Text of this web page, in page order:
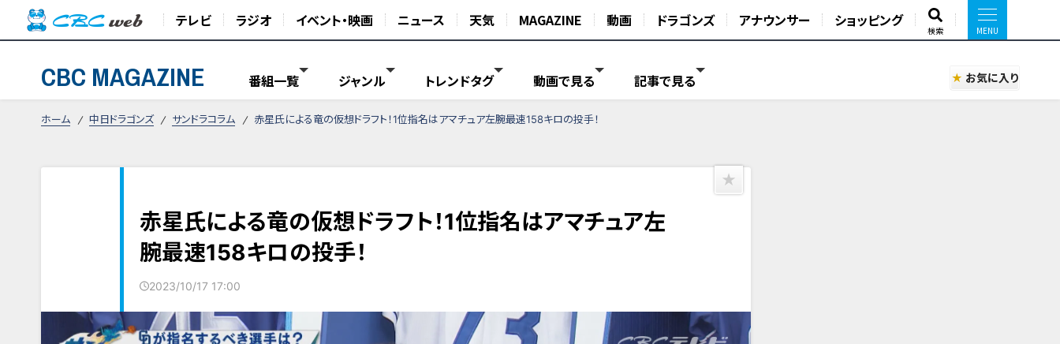
テレビ ラジオ イベント・映画 ニュース 天気 MAGAZINE 動画 ドラゴンズ アナウンサー ショッピング
検索
CBC MAGAZINE 番組一覧 ジャンル トレンドタグ 動画で見る 記事で見る お気に入り
ホーム 中日ドラゴンズ サンドラコラム 赤星氏による竜の仮想ドラフト！1位指名はアマチュア左腕最速158キロの投手！
赤星氏による竜の仮想ドラフト！1位指名はアマチュア左
腕最速158キロの投手！
2023/10/17 17:00